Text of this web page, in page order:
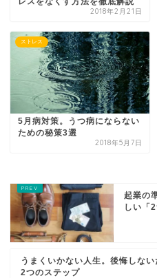
2018年2月21日
ストレス
5月病対策。うつ病にならない
ための秘策3選
2018年5月7日
起業の
しい「2
うまくいかない人生。後悔しない
2つのステップ